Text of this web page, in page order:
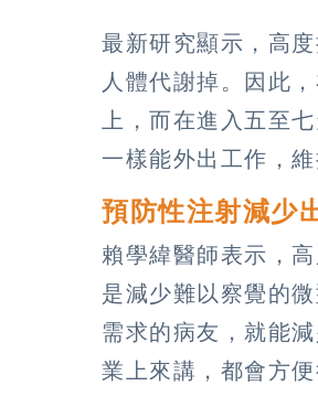
最新研究顯示，高
人體代謝掉。因此
上，而在進入五至
一樣能外出工作，
預防性注射減少
賴學緯醫師表示，
是減少難以察覺的
需求的病友，就能
業上來講，都會方便